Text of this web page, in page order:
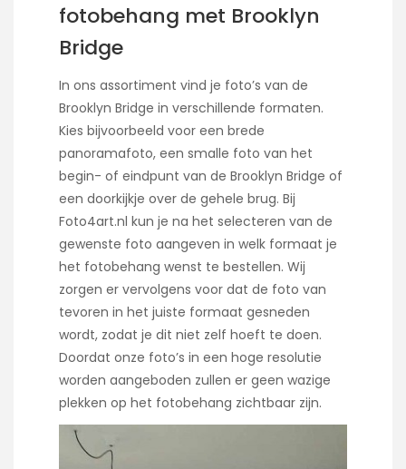
fotobehang met Brooklyn
Bridge
In ons assortiment vind je foto’s van de
Brooklyn Bridge in verschillende formaten.
Kies bijvoorbeeld voor een brede
panoramafoto, een smalle foto van het
begin- of eindpunt van de Brooklyn Bridge of
een doorkijkje over de gehele brug. Bij
Foto4art.nl kun je na het selecteren van de
gewenste foto aangeven in welk formaat je
het fotobehang wenst te bestellen. Wij
zorgen er vervolgens voor dat de foto van
tevoren in het juiste formaat gesneden
wordt, zodat je dit niet zelf hoeft te doen.
Doordat onze foto’s in een hoge resolutie
worden aangeboden zullen er geen wazige
plekken op het fotobehang zichtbaar zijn.